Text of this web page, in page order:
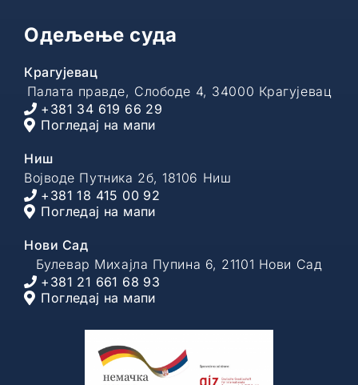
Одељење суда
Крагујевац
Палата правде, Слободе 4, 34000 Крагујевац
+381 34 619 66 29
Погледај на мапи
Ниш
Војводе Путника 2б, 18106 Ниш
+381 18 415 00 92
Погледај на мапи
Нови Сад
Булевар Михајла Пупина 6, 21101 Нови Сад
+381 21 661 68 93
Погледај на мапи